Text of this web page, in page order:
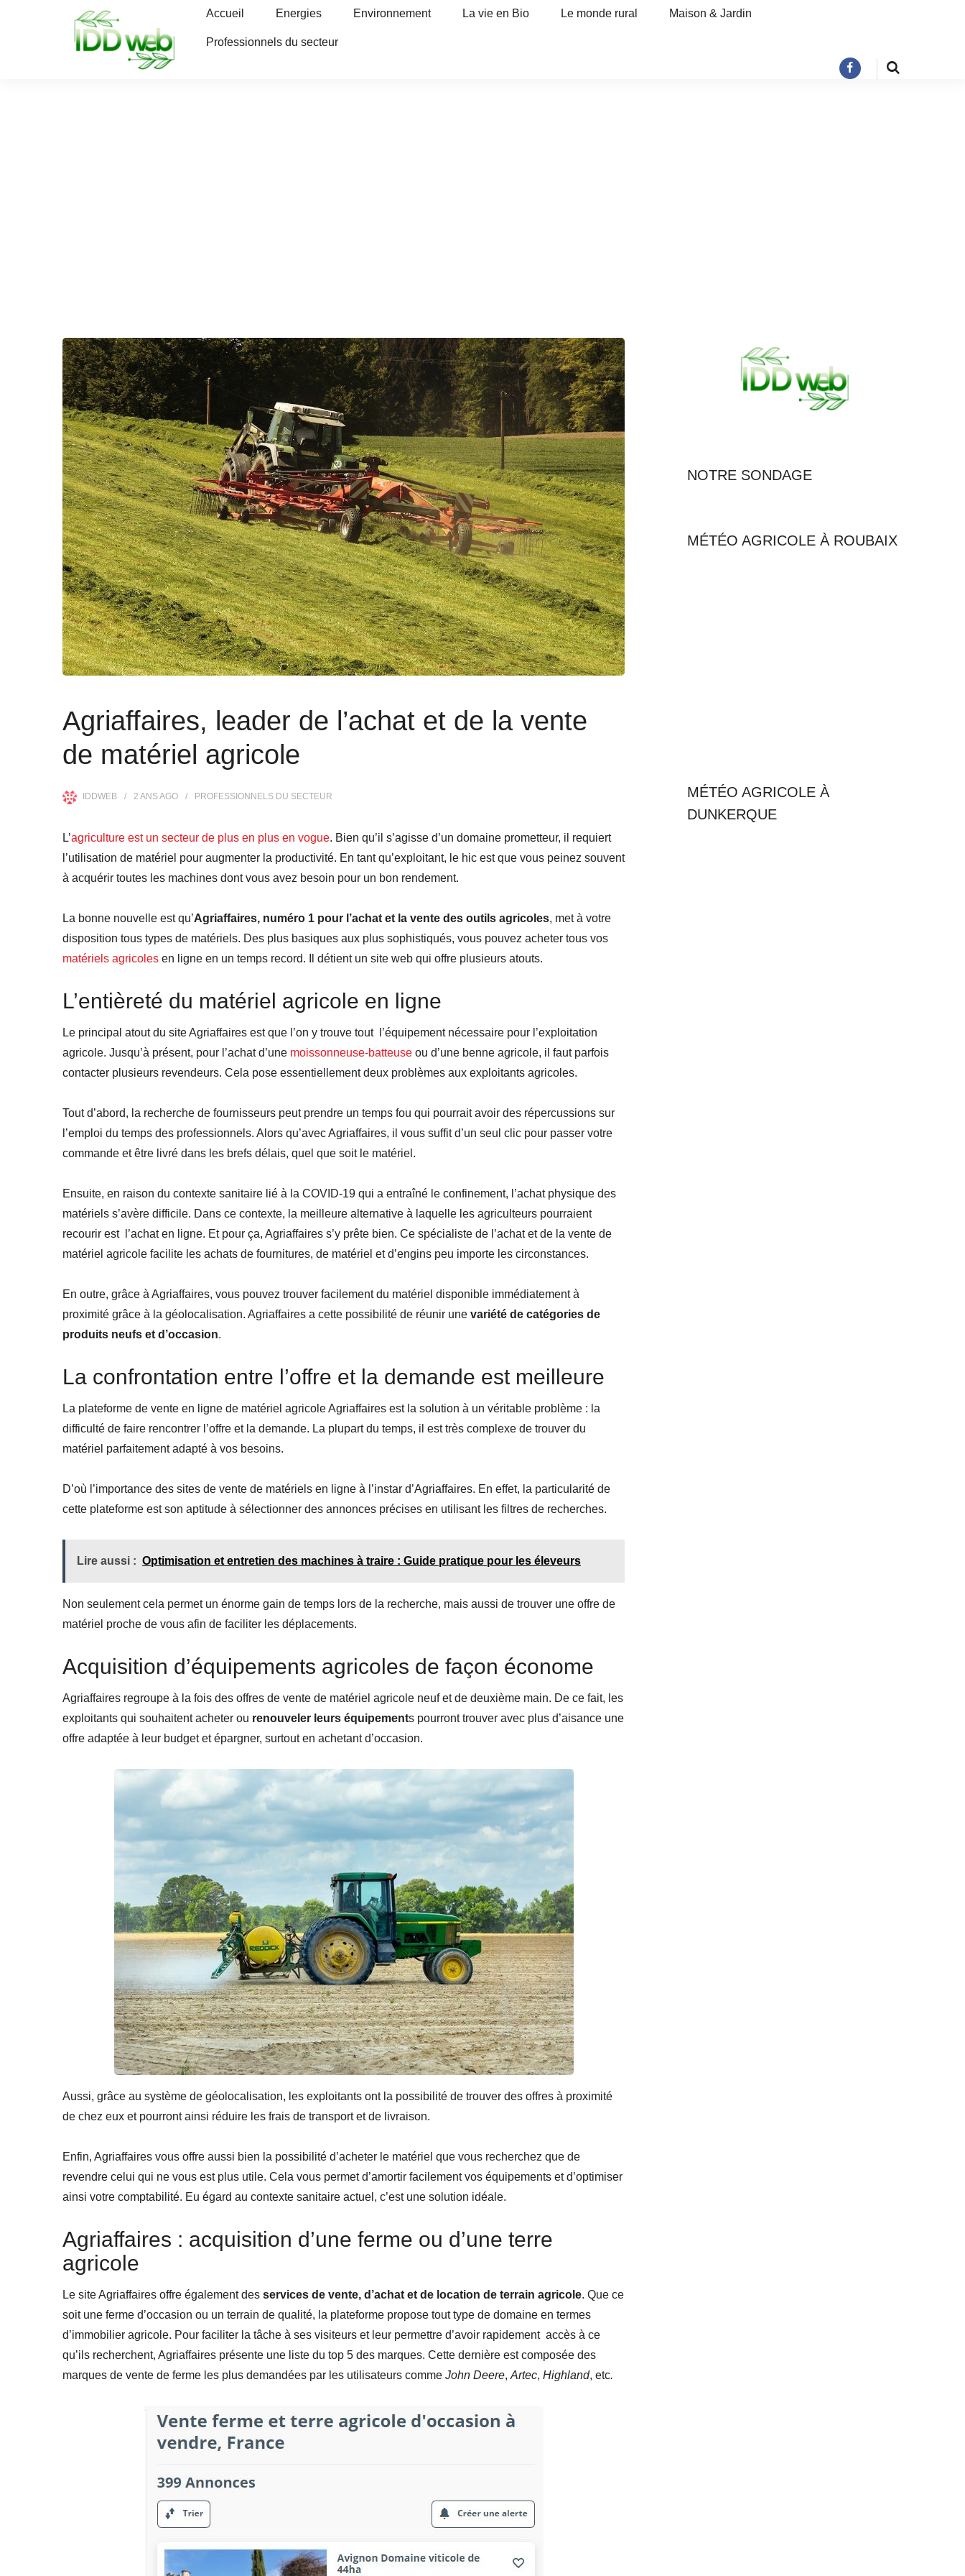
Accueil Energies Environnement La vie en Bio Le monde rural Maison & Jardin
Professionnels du secteur
Agriaffaires, leader de l’achat et de la vente
de matériel agricole
IDDWEB 2 ANSAGO PROFESSIONNELS DU SECTEUR
L’agriculture est un secteur de plus en plus en vogue. Bien qu’il s’agisse d’un domaine prometteur, il requiert
l’utilisation de matériel pour augmenter la productivité. En tant qu’exploitant, le hic est que vous peinez souvent
à acquérir toutes les machines dont vous avez besoin pour un bon rendement.
La bonne nouvelle est qu’Agriaffaires, numéro 1 pour l’achat et la vente des outils agricoles, met à votre
disposition tous types de matériels. Des plus basiques aux plus sophistiqués, vous pouvez acheter tous vos
matériels agricoles en ligne en un temps record. Il détient un site web qui offre plusieurs atouts.
L’entièreté du matériel agricole en ligne
Le principal atout du site Agriaffaires est que l’on y trouve tout l’équipement nécessaire pour l’exploitation
agricole. Jusqu’à présent, pour l’achat d’une moissonneuse-batteuse ou d’une benne agricole, il faut parfois
contacter plusieurs revendeurs. Cela pose essentiellement deux problèmes aux exploitants agricoles.
Tout d’abord, la recherche de fournisseurs peut prendre un temps fou qui pourrait avoir des répercussions sur
l’emploi du temps des professionnels. Alors qu’avec Agriaffaires, il vous suffit d’un seul clic pour passer votre
commande et être livré dans les brefs délais, quel que soit le matériel.
Ensuite, en raison du contexte sanitaire lié à la COVID-19 qui a entraîné le confinement, l’achat physique des
matériels s’avère difficile. Dans ce contexte, la meilleure alternative à laquelle les agriculteurs pourraient
recourir est l’achat en ligne. Et pour ça, Agriaffaires s’y prête bien. Ce spécialiste de l’achat et de la vente de
matériel agricole facilite les achats de fournitures, de matériel et d’engins peu importe les circonstances.
En outre, grâce à Agriaffaires, vous pouvez trouver facilement du matériel disponible immédiatement à
proximité grâce à la géolocalisation. Agriaffaires a cette possibilité de réunir une variété de catégories de
produits neufs et d’occasion.
La confrontation entre l’offre et la demande est meilleure
La plateforme de vente en ligne de matériel agricole Agriaffaires est la solution à un véritable problème : la
difficulté de faire rencontrer l’offre et la demande. La plupart du temps, il est très complexe de trouver du
matériel parfaitement adapté à vos besoins.
D’où l’importance des sites de vente de matériels en ligne à l’instar d’Agriaffaires. En effet, la particularité de
cette plateforme est son aptitude à sélectionner des annonces précises en utilisant les filtres de recherches.
Lire aussi : Optimisation et entretien des machines à traire : Guide pratique pour les éleveurs
Non seulement cela permet un énorme gain de temps lors de la recherche, mais aussi de trouver une offre de
matériel proche de vous afin de faciliter les déplacements.
Acquisition d’équipements agricoles de façon économe
Agriaffaires regroupe à la fois des offres de vente de matériel agricole neuf et de deuxième main. De ce fait, les
exploitants qui souhaitent acheter ou renouveler leurs équipements pourront trouver avec plus d’aisance une
offre adaptée à leur budget et épargner, surtout en achetant d’occasion.
Aussi, grâce au système de géolocalisation, les exploitants ont la possibilité de trouver des offres à proximité
de chez eux et pourront ainsi réduire les frais de transport et de livraison.
Enfin, Agriaffaires vous offre aussi bien la possibilité d’acheter le matériel que vous recherchez que de
revendre celui qui ne vous est plus utile. Cela vous permet d’amortir facilement vos équipements et d’optimiser
ainsi votre comptabilité. Eu égard au contexte sanitaire actuel, c’est une solution idéale.
Agriaffaires : acquisition d’une ferme ou d’une terre
agricole
Le site Agriaffaires offre également des services de vente, d’achat et de location de terrain agricole. Que ce
soit une ferme d’occasion ou un terrain de qualité, la plateforme propose tout type de domaine en termes
d’immobilier agricole. Pour faciliter la tâche à ses visiteurs et leur permettre d’avoir rapidement accès à ce
qu’ils recherchent, Agriaffaires présente une liste du top 5 des marques. Cette dernière est composée des
marques de vente de ferme les plus demandées par les utilisateurs comme John Deere, Artec, Highland, etc.
NOTRE SONDAGE
MÉTÉO AGRICOLE À ROUBAIX
MÉTÉO AGRICOLE À
DUNKERQUE